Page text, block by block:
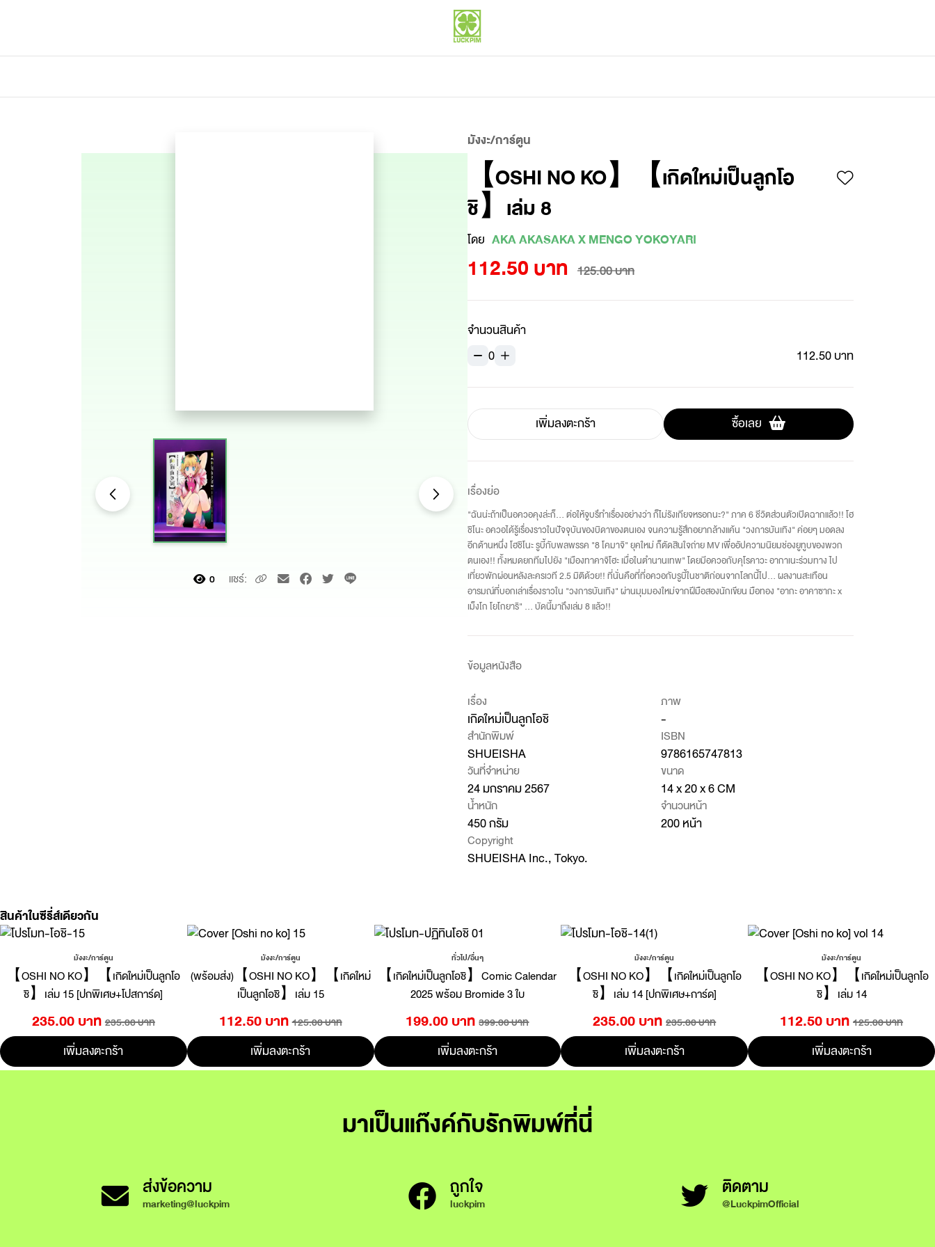
เข้าสู่ระบบ/สมัครสมาชิก
0 แชร์:
มังงะ/การ์ตูน
【OSHI NO KO】【เกิดใหม่เป็นลูกโอ
ชิ】เล่ม 8
โดย AKA AKASAKA X MENGO YOKOYARI
112.50 บาท 125.00 บาท
จำนวนสินค้า
0
112.50 บาท
เพิ่มลงตะกร้า ซื้อเลย
เรื่องย่อ
"ฉันน่ะถ้าเป็นอควอคุงล่ะก็... ต่อให้จูบรึทำเรื่องอย่างว่า ก็ไม่รังเกียจหรอกนะ?" ภาค 6 ชีวิตส่วนตัวเปิดฉากแล้ว!! โฮ
ชิโนะ อควอได้รู้เรื่องราวในปัจจุบันของบิดาของตนเอง จนความรู้สึกอยากล้างแค้น "วงการบันเทิง" ค่อยๆ มอดลง
อีกด้านหนึ่ง โฮชิโนะ รูบี้กับพลพรรค "8 โคมาจิ" ยุคใหม่ ก็ตัดสินใจถ่าย MV เพื่ออัปความนิยมช่องยูทูบของพวก
ตนเอง!! ทั้งหมดยกทีมไปยัง "เมืองทาคาจิโฮะ เมื่อในตำนานเทพ" โดยมีอควอกับคุโรคาวะ อากาเนะร่วมทาง ไป
เที่ยวพักผ่อนหลังละครเวที 2.5 มิติด้วย!! ที่นั่นคือที่ที่อควอกับรูบี้ในชาติก่อนจากโลกนี้ไป... ผลงานสะเทือน
อารมณ์ที่บอกเล่าเรื่องราวใน "วงการบันเทิง" ผ่านมุมมองใหม่จากฝีมือสองนักเขียน มือทอง "อากะ อาคาซากะ x
เม็งโก โยโกยาริ" ... บัดนี้มาถึงเล่ม 8 แล้ว!!
ข้อมูลหนังสือ
เรื่อง
เกิดใหม่เป็นลูกโอชิ
ภาพ
-
สำนักพิมพ์
SHUEISHA
ISBN
9786165747813
วันที่จำหน่าย
24 มกราคม 2567
ขนาด
14 x 20 x 6 CM
น้ำหนัก
450 กรัม
จำนวนหน้า
200 หน้า
Copyright
SHUEISHA Inc., Tokyo.
สินค้าในซีรี่ส์เดียวกัน
มังงะ/การ์ตูน
【OSHI NO KO】【เกิดใหม่เป็นลูกโอ
ชิ】เล่ม 15 [ปกพิเศษ+โปสการ์ด]
235.00 บาท 235.00 บาท
เพิ่มลงตะกร้า
มังงะ/การ์ตูน
(พร้อมส่ง)【OSHI NO KO】【เกิดใหม่
เป็นลูกโอชิ】เล่ม 15
112.50 บาท 125.00 บาท
เพิ่มลงตะกร้า
ทั่วไป/อื่นๆ
【เกิดใหม่เป็นลูกโอชิ】Comic Calendar
2025 พร้อม Bromide 3 ใบ
199.00 บาท 399.00 บาท
เพิ่มลงตะกร้า
มังงะ/การ์ตูน
【OSHI NO KO】【เกิดใหม่เป็นลูกโอ
ชิ】เล่ม 14 [ปกพิเศษ+การ์ด]
235.00 บาท 235.00 บาท
เพิ่มลงตะกร้า
มังงะ/การ์ตูน
【OSHI NO KO】【เกิดใหม่เป็นลูกโอ
ชิ】เล่ม 14
112.50 บาท 125.00 บาท
เพิ่มลงตะกร้า
มาเป็นแก๊งค์กับรักพิมพ์ที่นี่
ส่งข้อความ
marketing@luckpim
ถูกใจ
luckpim
ติดตาม
@LuckpimOfficial